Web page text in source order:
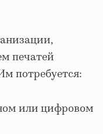
печатей
потребуется:
или цифровом